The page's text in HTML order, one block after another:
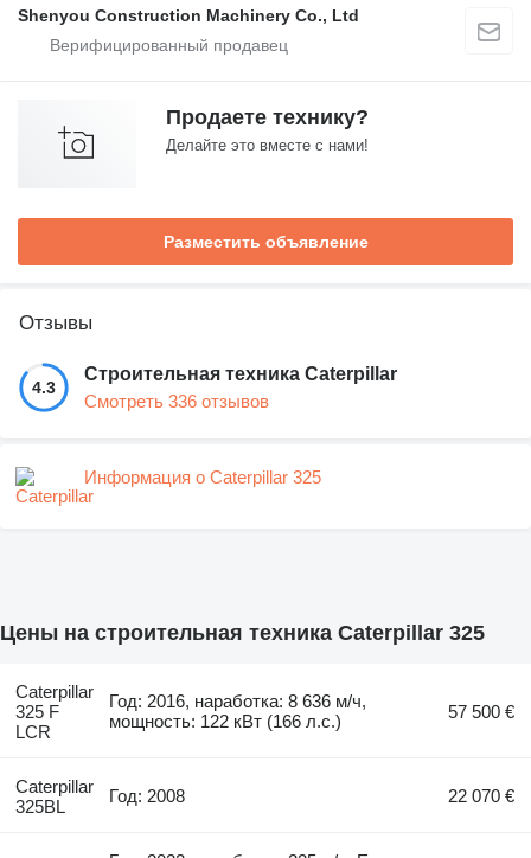
Shenyou Construction Machinery Co., Ltd
Продаете технику?
Делайте это вместе с нами!
Разместить объявление
Отзывы
4.3
Строительная техника Caterpillar
Смотреть 336 отзывов
Информация о Caterpillar 325
Цены на строительная техника Caterpillar 325
Caterpillar
325 F
LCR
Год: 2016, наработка: 8 636 м/ч,
мощность: 122 кВт (166 л.с.)
57 500 €
Caterpillar
325BL
Год: 2008 22 070 €